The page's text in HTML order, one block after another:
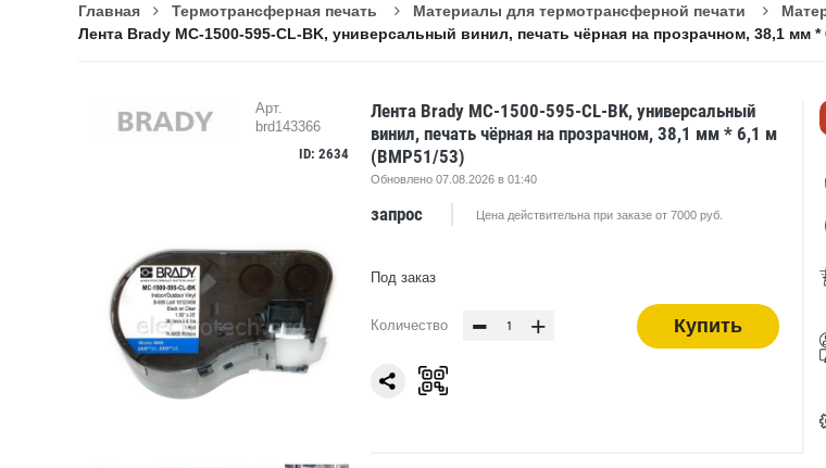
Главная Термотрансферная печать Материалы для термотрансферной печати
Лента Brady MC-1500-595-CL-BK, универсальный винил, печать чёрная на прозрачном, 38,1 мм *
Арт.
brd143366
ID: 2634
Лента Brady MC-1500-595-CL-BK, универсальный
винил, печать чёрная на прозрачном, 38,1 мм * 6,1 м
(BMP51/53)
Обновлено 07.08.2026 в 01:40
запрос Цена действительна при заказе от 7000 руб.
Под заказ
Количество - + Купить